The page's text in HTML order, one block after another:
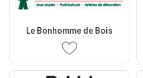
Le Bonhomme de Bois